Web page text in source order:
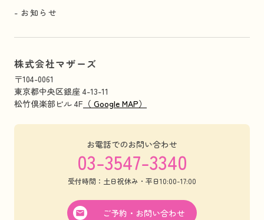
お知らせ
株式会社マザーズ
〒104-0061
東京都中央区銀座 4-13-11
松竹倶楽部ビル 4F （ Google MAP）
お電話でのお問い合わせ
03-3547-3340
受付時間：土日祝休み・平日10:00-17:00
ご予約・お問い合わせ